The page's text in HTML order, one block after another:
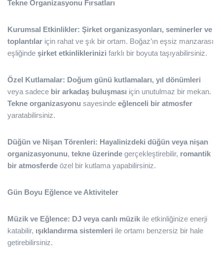
Tekne Organizasyonu Fırsatları
Kurumsal Etkinlikler: Şirket organizasyonları, seminerler ve
toplantılar için rahat ve şık bir ortam. Boğaz’ın eşsiz manzarası
eşliğinde şirket etkinliklerinizi farklı bir boyuta taşıyabilirsiniz.
Özel Kutlamalar: Doğum günü kutlamaları, yıl dönümleri
veya sadece bir arkadaş buluşması için unutulmaz bir mekan.
Tekne organizasyonu sayesinde eğlenceli bir atmosfer
yaratabilirsiniz.
Düğün ve Nişan Törenleri: Hayalinizdeki düğün veya nişan
organizasyonunu, tekne üzerinde gerçekleştirebilir, romantik
bir atmosferde özel bir kutlama yapabilirsiniz.
Gün Boyu Eğlence ve Aktiviteler
Müzik ve Eğlence: DJ veya canlı müzik ile etkinliğinize enerji
katabilir, ışıklandırma sistemleri ile ortamı benzersiz bir hale
getirebilirsiniz.